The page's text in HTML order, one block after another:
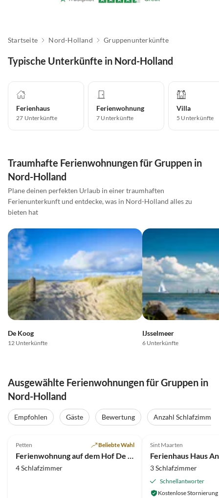
Startseite Nord-Holland Gruppenunterkünfte
Typische Unterkünfte in Nord-Holland
Ferienhaus
27 Unterkünfte
Ferienwohnung
7 Unterkünfte
Villa
5 Unterkünfte
Traumhafte Ferienwohnungen für Gruppen in
Nord-Holland
Plane deinen perfekten Urlaub in einer traumhaften
Ferienunterkunft und entdecke, was in Nord-Holland alles zu
bieten hat
De Koog
12 Unterkünfte
IJsselmeer
6 Unterkünfte
Ausgewählte Ferienwohnungen für Gruppen in
Nord-Holland
Empfohlen Gäste Bewertung
Anzahl Schlafzimmer
Petten Beliebte Wahl
Ferienwohnung auf dem Hof De Hoenderhave
4 Schlafzimmer
Strandurlaub
Sint Maarten
Ferienhaus Haus
3 Schlafzimmer
Schnellantworter
Kostenlose Stornierung